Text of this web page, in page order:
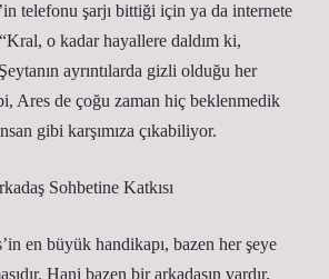
telefonu şarjı bittiği için ya da internete
o kadar hayallere daldım ki,
ayrıntılarda gizli olduğu her
Ares de çoğu zaman hiç beklenmedik
gibi karşımıza çıkabiliyor.
Sohbetine Katkısı
en büyük handikapı, bazen her şeye
Hani bazen bir arkadaşın vardır,